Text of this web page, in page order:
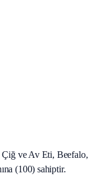
Çiğ ve Av Eti, Beefalo,
(100) sahiptir.